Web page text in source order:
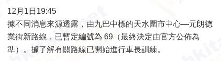
12月1日19:45
據不同消息來源透露，由九巴中標的天水圍市中心—元朗德
業街新路線，已暫定編號為 69（最終決定由官方公佈為
準）。據了解有關路線已開始進行車長訓練。